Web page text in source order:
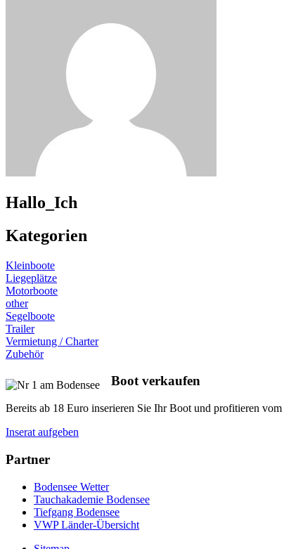
Hallo_Ich
Kategorien
Kleinboote
Liegeplätze
Motorboote
other
Segelboote
Trailer
Vermietung / Charter
Zubehör
Boot verkaufen
Bereits ab 18 Euro inserieren Sie Ihr Boot und profitieren vom
Inserat aufgeben
Partner
Bodensee Wetter
Tauchakademie Bodensee
Tiefgang Bodensee
VWP Länder-Übersicht